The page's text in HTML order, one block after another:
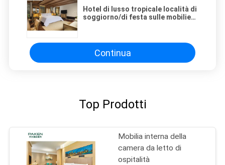
Hotel di lusso tropicale località di
soggiorno/di festa sulle mobilie
Continua
Top Prodotti
Mobilia interna della
camera da letto di
ospitalità